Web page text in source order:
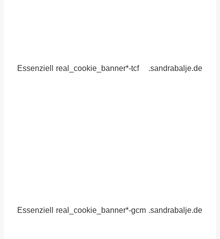
Essenziell real_cookie_banner*-tcf .sandrabalje.de
Essenziell real_cookie_banner*-gcm .sandrabalje.de